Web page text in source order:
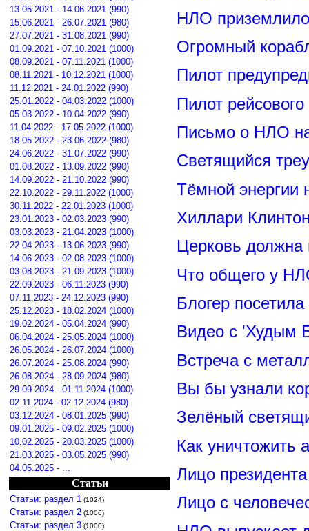
13.05.2021 - 14.06.2021 (990)
15.06.2021 - 26.07.2021 (980)
27.07.2021 - 31.08.2021 (990)
01.09.2021 - 07.10.2021 (1000)
08.09.2021 - 07.11.2021 (1000)
08.11.2021 - 10.12.2021 (1000)
11.12.2021 - 24.01.2022 (990)
25.01.2022 - 04.03.2022 (1000)
05.03.2022 - 10.04.2022 (990)
11.04.2022 - 17.05.2022 (1000)
18.05.2022 - 23.06.2022 (980)
24.06.2022 - 31.07.2022 (990)
01.08.2022 - 13.09.2022 (990)
14.09.2022 - 21.10.2022 (990)
22.10.2022 - 29.11.2022 (1000)
30.11.2022 - 22.01.2023 (1000)
23.01.2023 - 02.03.2023 (990)
03.03.2023 - 21.04.2023 (1000)
22.04.2023 - 13.06.2023 (990)
14.06.2023 - 02.08.2023 (1000)
03.08.2023 - 21.09.2023 (1000)
22.09.2023 - 06.11.2023 (990)
07.11.2023 - 24.12.2023 (990)
25.12.2023 - 18.02.2024 (1000)
19.02.2024 - 05.04.2024 (990)
06.04.2024 - 25.05.2024 (1000)
26.05.2024 - 26.07.2024 (1000)
26.07.2024 - 25.08.2024 (990)
26.08.2024 - 28.09.2024 (980)
29.09.2024 - 01.11.2024 (1000)
02.11.2024 - 02.12.2024 (980)
03.12.2024 - 08.01.2025 (990)
09.01.2025 - 09.02.2025 (1000)
10.02.2025 - 20.03.2025 (1000)
21.03.2025 - 03.05.2025 (990)
04.05.2025 - ...
Статьи
Статьи: раздел 1 (1024)
Статьи: раздел 2 (1006)
Статьи: раздел 3 (1000)
НЛО
Огромный
Пилот
Пилот
Письмо о НЛО
Светящийся
Тёмной энергии
Хиллари
Церковь должна
Что общего у
Блогер
Видео с 'Худым
Встреча с
Вы бы узнали
Зелёный
Как уничтожить
Лицо
Лицо с